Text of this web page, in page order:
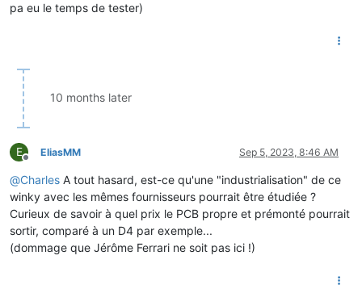
pa eu le temps de tester)
10 months later
E
Offline
EliasMM Sep 5, 2023, 8:46 AM
@Charles A tout hasard, est-ce qu'une "industrialisation" de ce
winky avec les mêmes fournisseurs pourrait être étudiée ?
Curieux de savoir à quel prix le PCB propre et prémonté pourrait
sortir, comparé à un D4 par exemple...
(dommage que Jérôme Ferrari ne soit pas ici !)